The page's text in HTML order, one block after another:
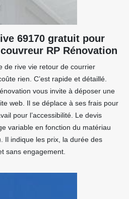
69170 gratuit pour
RP Rénovation
de rive vie retour de courrier
rien. C’est rapide et détaillé.
vous invite à déposer une
web. Il se déplace à ses frais pour
pour l’accessibilité. Le devis
variable en fonction du matériau
Il indique les prix, la durée des
sans engagement.